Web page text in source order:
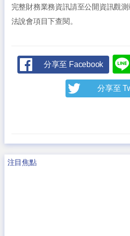
完整財務業務資訊請至公開資訊觀
法說會項目下查閱。
分享至 Facebook
分享至
注目焦點